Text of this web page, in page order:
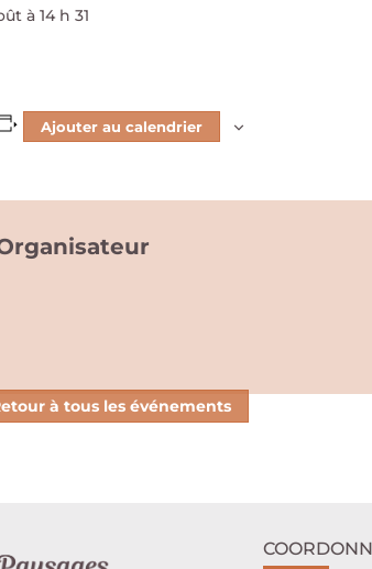
à 14 h 31
Ajouter au calendrier
à tous les événements